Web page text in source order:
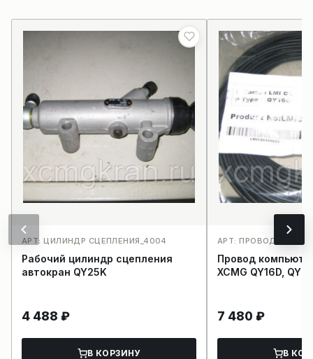
АРТ: ЦИЛИНДР СЦЕПЛЕНИЯ_4004
Рабочий цилиндр сцепления
автокран QY25K
4 488 ₽
В КОРЗИНУ
АРТ: ПРОВОД
Провод
XCMG QY16D,
7 480 ₽
В